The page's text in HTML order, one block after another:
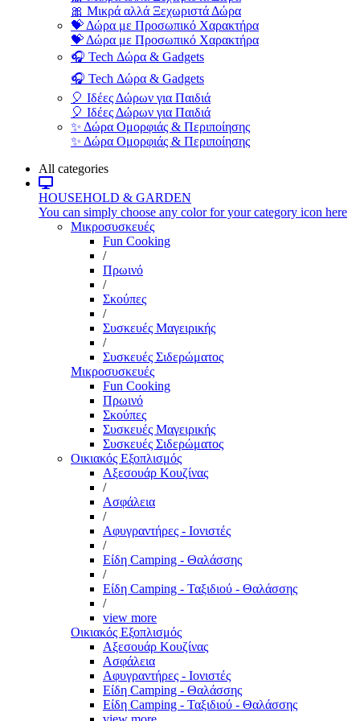
🎀 Μικρά αλλά Ξεχωριστά Δώρα
💝 Δώρα με Προσωπικό Χαρακτήρα
💝 Δώρα με Προσωπικό Χαρακτήρα
🎧 Tech Δώρα & Gadgets
🎧 Tech Δώρα & Gadgets
🎈 Ιδέες Δώρων για Παιδιά
🎈 Ιδέες Δώρων για Παιδιά
✨ Δώρα Ομορφιάς & Περιποίησης
✨ Δώρα Ομορφιάς & Περιποίησης
All categories
HOUSEHOLD & GARDEN
You can simply choose any color for your category icon here
Μικροσυσκευές
Fun Cooking
/
Πρωινό
/
Σκούπες
/
Συσκευές Μαγειρικής
/
Συσκευές Σιδερώματος
Μικροσυσκευές
Fun Cooking
Πρωινό
Σκούπες
Συσκευές Μαγειρικής
Συσκευές Σιδερώματος
Οικιακός Εξοπλισμός
Αξεσουάρ Κουζίνας
/
Ασφάλεια
/
Αφυγραντήρες - Ιονιστές
/
Είδη Camping - Θαλάσσης
/
Είδη Camping - Ταξιδιού - Θαλάσσης
/
view more
Οικιακός Εξοπλισμός
Αξεσουάρ Κουζίνας
Ασφάλεια
Αφυγραντήρες - Ιονιστές
Είδη Camping - Θαλάσσης
Είδη Camping - Ταξιδιού - Θαλάσσης